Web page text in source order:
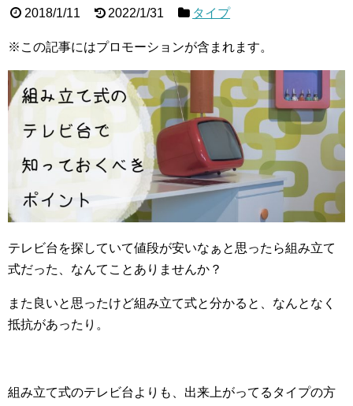
2018/1/11 2022/1/31 タイプ
※この記事にはプロモーションが含まれます。
テレビ台を探していて値段が安いなぁと思ったら組み立て
式だった、なんてことありませんか？
また良いと思ったけど組み立て式と分かると、なんとなく
抵抗があったり。
組み立て式のテレビ台よりも、出来上がってるタイプの方